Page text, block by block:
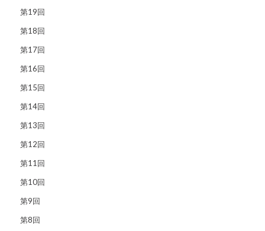
第19回
第18回
第17回
第16回
第15回
第14回
第13回
第12回
第11回
第10回
第9回
第8回